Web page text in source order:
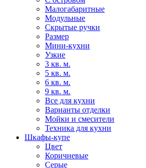
Малогабаритные
Модульные
Скрытые ручки
Размер
Мини-кухни
Узкие
3 кв. м.
5 кв. м.
6 кв. м.
9 кв. м.
Все для кухни
Варианты отделки
Мойки и смесители
Техника для кухни
Шкафы-купе
Цвет
Коричневые
Серые